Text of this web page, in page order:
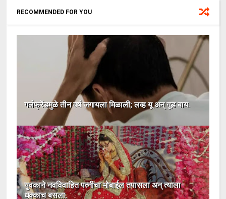
RECOMMENDED FOR YOU
गर्लफ्रेंडमुळे तीन वर्ष जगायला मिळाली; लव्ह यू अन् गूड बाय.
युवकाने नवविवाहित पत्नीचा मोबाईल तपासला अन् त्याला
धक्काच बसला.